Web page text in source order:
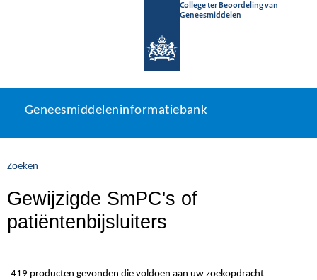
College ter Beoordeling van
Geneesmiddelen
naar
Geneesmiddeleninformatiebank
U
zich
hier:
Geneesmiddeleninformatiebank
Zoeken
Gewijzigde SmPC's of
patiëntenbijsluiters
419 producten gevonden die voldoen aan uw zoekopdracht